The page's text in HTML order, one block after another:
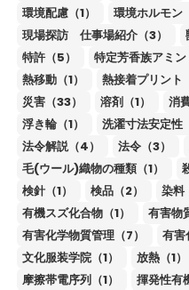
環境配慮（1）
環境ホルモン
現場探訪 仕事場紹介（3）
特許（5）
特定芳香族アミン
熱移動（1）
熱接着プリント
災害（33）
溶剤（1） 消
浮き輪（1）
洗濯寸法安定性
法令解説（4）
法令（3）
毛(ウール)織物の種類（1）
検針（1）
検品（2） 染料
有機スズ化合物（1）
有害物
有害化学物質管理（7）
有害
文化服装学院（1）
放熱（1）
摩擦帯電序列（1）
揮発性有